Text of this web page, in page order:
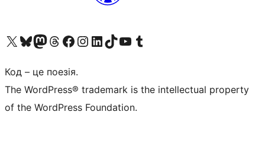
Visit our X (formerly Twitter) account
Visit our Bluesky account
Завітайте до нашої стрічки в Mastodon
Visit our Threads account
Завітайте на нашу сторінку в Facebook
Visit our Instagram account
Visit our LinkedIn account
Visit our TikTok account
Visit our YouTube channel
Visit our Tumblr account
Код – це поезія.
The WordPress® trademark is the intellectual property
of the WordPress Foundation.